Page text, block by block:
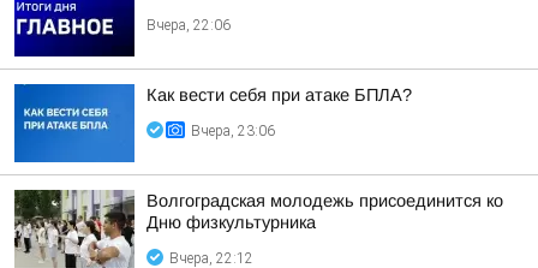
Вчера, 22:06
Как вести себя при атаке БПЛА?
Вчера, 23:06
Волгоградская молодежь присоединится ко
Дню физкультурника
Вчера, 22:12